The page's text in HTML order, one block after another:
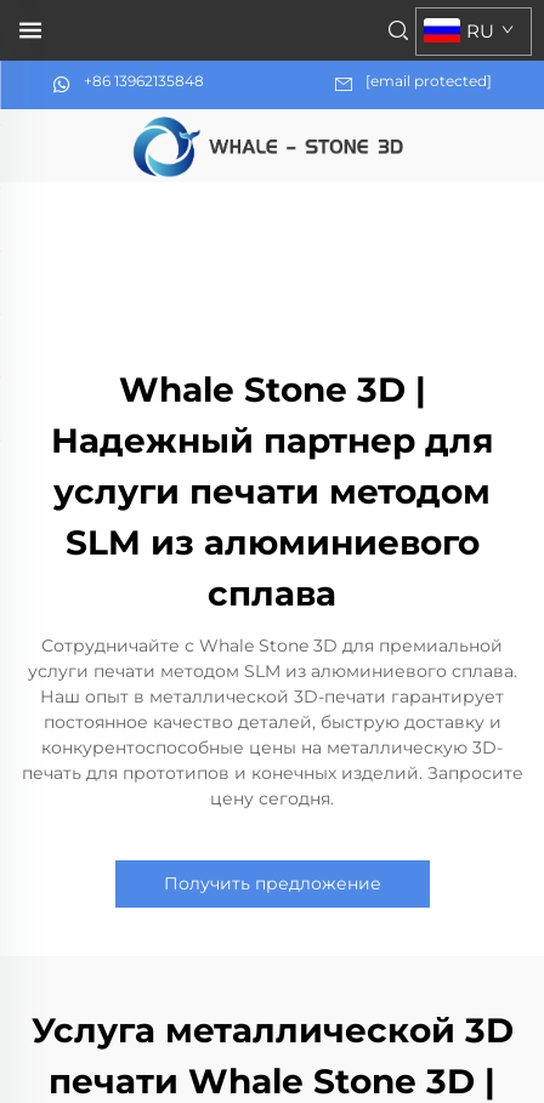
+86 13962135848 [email protected]
RU
Whale Stone 3D |
Надежный партнер для
услуги печати методом
SLM из алюминиевого
сплава
Сотрудничайте с Whale Stone 3D для премиальной
услуги печати методом SLM из алюминиевого сплава.
Наш опыт в металлической 3D-печати гарантирует
постоянное качество деталей, быструю доставку и
конкурентоспособные цены на металлическую 3D-
печать для прототипов и конечных изделий. Запросите
цену сегодня.
Получить предложение
Услуга металлической 3D
печати Whale Stone 3D |